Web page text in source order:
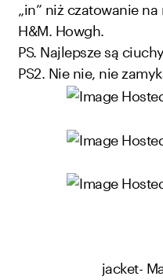
„in” niż czatowanie
H&M. Howgh.
PS. Najlepsze są
PS2. Nie nie, nie
jacket-